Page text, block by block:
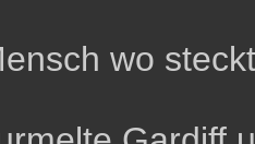
wo